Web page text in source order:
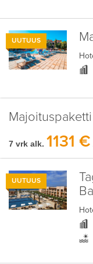
UUTUUS
Majoituspaketti
7 vrk alk. 1131 €
UUTUUS